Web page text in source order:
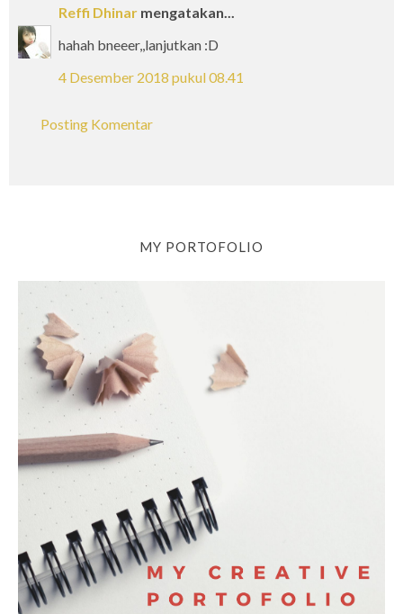
Reffi Dhinar mengatakan...
hahah bneeer,,lanjutkan :D
4 Desember 2018 pukul 08.41
Posting Komentar
MY PORTOFOLIO